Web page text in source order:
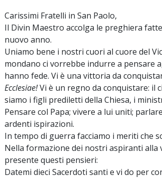
Carissimi Fratelli in San Paolo,
Il Divin Maestro accolga le preghiera
nuovo anno.
Uniamo bene i nostri cuori al cuore del
mondano ci vorrebbe indurre a pensare
hanno fede. Vi è una vittoria da
Ecclesiae!Vi è un regno da conquistare: il
siamo i figli prediletti della Chiesa, i
Pensare col Papa; vivere a lui uniti;
ardenti ispirazioni.
In tempo di guerra facciamo i meriti che
Nella formazione dei nostri aspiranti
presente questi pensieri:
Datemi dieci Sacerdoti santi e vi do per